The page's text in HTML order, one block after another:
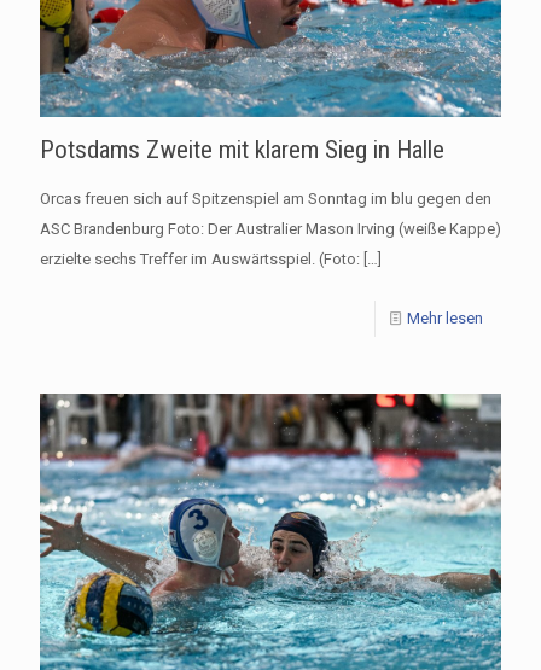
Potsdams Zweite mit klarem Sieg in Halle
Orcas freuen sich auf Spitzenspiel am Sonntag im blu gegen den
ASC Brandenburg Foto: Der Australier Mason Irving (weiße Kappe)
erzielte sechs Treffer im Auswärtsspiel. (Foto: […]
Mehr lesen